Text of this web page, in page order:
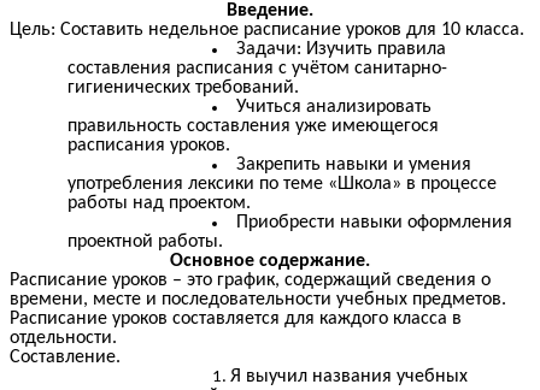
Введение.
Цель: Составить недельное расписание уроков для 10 класса.
Задачи: Изучить правила
составления расписания с учётом санитарно-
гигиенических требований.
Учиться анализировать
правильность составления уже имеющегося
расписания уроков.
Закрепить навыки и умения
употребления лексики по теме «Школа» в процессе
работы над проектом.
Приобрести навыки оформления
проектной работы.
Основное содержание.
Расписание уроков – это график, содержащий сведения о
времени, месте и последовательности учебных предметов.
Расписание уроков составляется для каждого класса в
отдельности.
Составление.
Я выучил названия учебных